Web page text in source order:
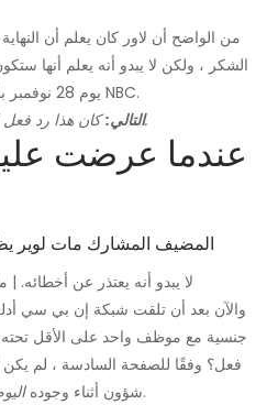
من الواضح أن لاور كان يعلم أن
الشكر ، ولكن لا يبدو أنه يعلم أنها
يوم 28 نوفمبر بأن يكون آخر يوم عمل لاوير في NBC.
التالي:كان هذا رد فعل لاور على الاتهامات الموجهة إليه.
لا يبدو أنه يعتذر عن أخطائه.
والآن بعد أن تلقت شبكة إن بي سي
جنسية مع موظف واحد على الأقل تحته
فعل؟ وفقًا للصفحة السادسة ، لم يكن
شؤون أثناء وجوده، لكنه قال إنهم كانوا بالتراضي.